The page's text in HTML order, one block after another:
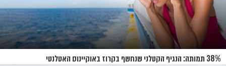
38% תמותה: הנגיף הקטלני שנחשף בקרוז באוקיינוס האטלנטי